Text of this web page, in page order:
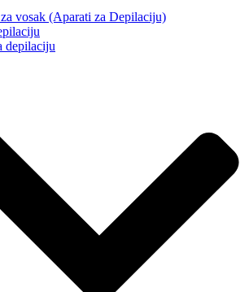
vosak (Aparati za Depilaciju)
depilaciju